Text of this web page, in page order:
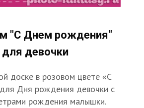
"С Днем рождения"
девочки
доске в розовом цвете «С
Дня рождения девочки с
рождения малышки.